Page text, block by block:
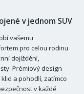
v jednom SUV
vašemu
pro celou rodinu
dojíždění,
Prémiový design
a pohodlí, zatímco
v každé